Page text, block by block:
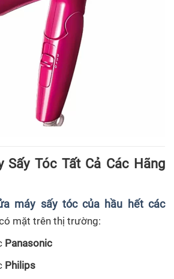
Sấy Tóc Tất Cả Các Hãng
máy sấy tóc của hầu hết các
mặt trên thị trường:
Panasonic
Philips